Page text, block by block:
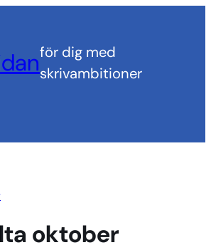
för dig med
skrivambitioner
oktober